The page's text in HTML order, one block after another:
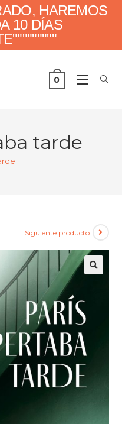
HAREMOS
10 DÍAS
0
tarde
Siguiente producto